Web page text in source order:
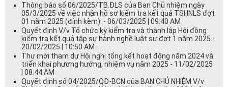
Thông báo số 06/2025/TB.ĐLS của Ban Chủ nhiệm ngày
05/3/2025 về việc nhận hồ sơ kiểm tra kết quả TSHNLS đợt
01 năm 2025 (đính kèm). - 06/03/2025 | 09:40 AM
Quyết định V/v Tổ chức kỳ kiểm tra và thành lập Hội đồng
kiểm tra kết quả tập sự hành nghề luật sư đợt 1 năm 2025 -
20/02/2025 | 10:50 AM
Thư mời tham dự Hội nghị tổng kết hoạt động năm 2024 và
triển khai phương hướng, nhiệm vụ năm 2025 - 11/02/2025
| 08:44 AM
Quyết định số 04/2025/QĐ-BCN của BAN CHỦ NHIỆM V/v